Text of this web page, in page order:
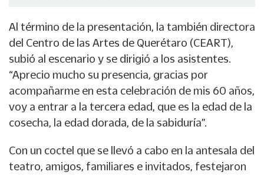
Al término de la presentación, la también directora
del Centro de las Artes de Querétaro (CEART),
subió al escenario y se dirigió a los asistentes.
“Aprecio mucho su presencia, gracias por
acompañarme en esta celebración de mis 60 años,
voy a entrar a la tercera edad, que es la edad de la
cosecha, la edad dorada, de la sabiduría”.
Con un coctel que se llevó a cabo en la antesala del
teatro, amigos, familiares e invitados, festejaron